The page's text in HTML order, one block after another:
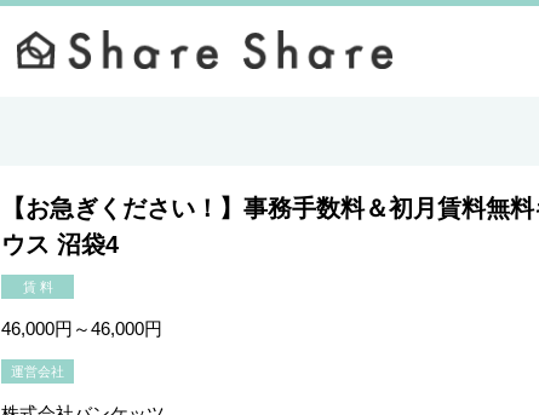
【お急ぎください！】事務手数料＆初月賃料無
ウス 沼袋4
賃 料
46,000円～46,000円
運営会社